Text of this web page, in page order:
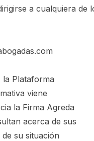
a cualquiera de
la Plataforma
viene
la Firma Agreda
acerca de sus
su situación